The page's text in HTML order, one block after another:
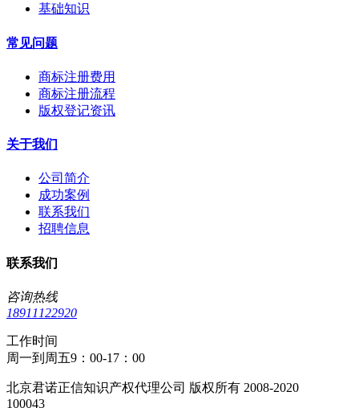
基础知识
常见问题
商标注册费用
商标注册流程
版权登记资讯
关于我们
公司简介
成功案例
联系我们
招聘信息
联系我们
咨询热线
18911122920
工作时间
周一到周五9：00-17：00
北京君诺正信知识产权代理公司 版权所有 2008-2020
100043